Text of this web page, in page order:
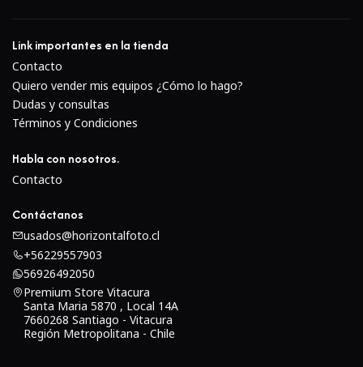
Link importantes en la tienda
Contacto
Quiero vender mis equipos ¿Cómo lo hago?
Dudas y consultas
Términos y Condiciones
Habla con nosotros.
Contacto
Contáctanos
usados@horizontalfoto.cl
+56229557903
56926492050
Premium Store Vitacura
Santa Maria 5870 , Local 14A
7660268 Santiago - Vitacura
Región Metropolitana - Chile